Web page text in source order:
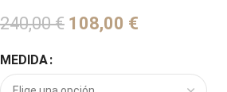
240,00€ €
MEDIDA